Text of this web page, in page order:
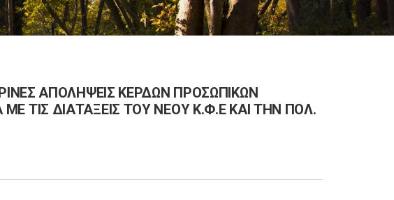
ΑΠΟΛΗΨΕΙΣ ΚΕΡΔΩΝ ΠΡΟΣΩΠΙΚΩΝ
ΤΙΣ ΔΙΑΤΑΞΕΙΣ ΤΟΥ ΝΕΟΥ Κ.Φ.Ε ΚΑΙ ΤΗΝ ΠΟΛ.